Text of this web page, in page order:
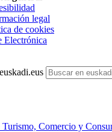
legal
de cookies
Electrónica
Turismo, Comercio y